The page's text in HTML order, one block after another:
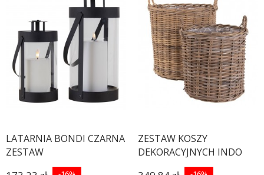
LATARNIA BONDI CZARNA
ZESTAW
ZESTAW KOSZY
DEKORACYJNYCH INDO
RATTAN - 2SZT